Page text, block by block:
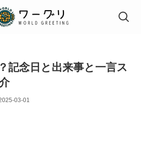
記念日と出来事と一言ス
03-01